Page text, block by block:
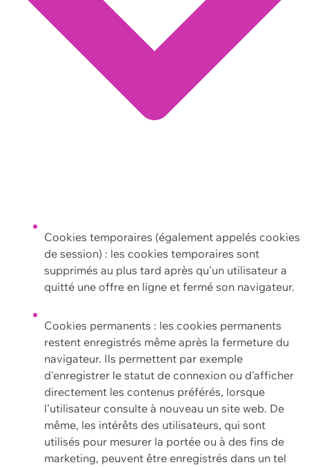
Cookies temporaires (également appelés cookies
de session) : les cookies temporaires sont
supprimés au plus tard après qu'un utilisateur a
quitté une offre en ligne et fermé son navigateur.
Cookies permanents : les cookies permanents
restent enregistrés même après la fermeture du
navigateur. Ils permettent par exemple
d'enregistrer le statut de connexion ou d'afficher
directement les contenus préférés, lorsque
l'utilisateur consulte à nouveau un site web. De
même, les intérêts des utilisateurs, qui sont
utilisés pour mesurer la portée ou à des fins de
marketing, peuvent être enregistrés dans un tel